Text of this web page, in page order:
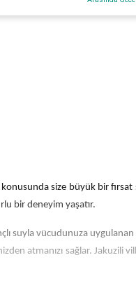
size büyük bir
bir deneyim yaşatır.
suyla vücudunuza
atmanızı sağlar. Jakuzili